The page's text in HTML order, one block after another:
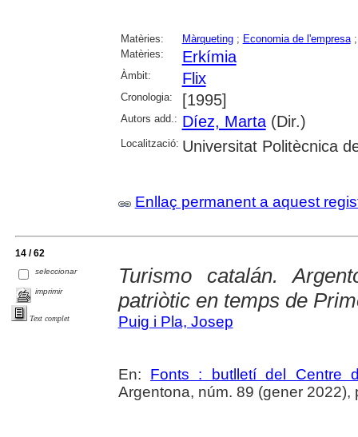
Matèries: Màrqueting; Economia de l'empresa
Matèries:
Erkímia
Àmbit: Flix
Cronologia: [1995]
Autors add.: Díez, Marta(Dir.)
Localització: Universitat Politècnica
Enllaç permanent a aquest
14 / 62
seleccionar
imprimir
Text complet
Turismo catalán.
patriòtic en temps de
Puig i Pla, Josep
En: Fonts : butlletí del Centre
Argentona, núm. 89 (gener 2022),